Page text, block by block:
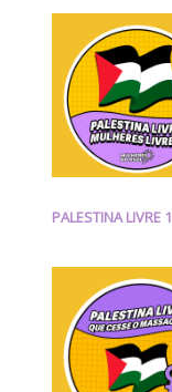
PALESTINA LIVRE 1